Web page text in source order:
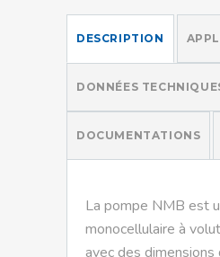
DESCRIPTION
DONNÉES
DOCUMENTATIONS
La pompe NMB est
monocellulaire à
avec des